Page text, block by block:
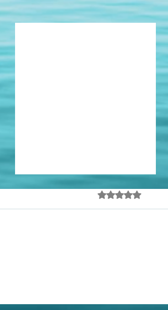
Em termos
Nosso ESPAÇO ABERTO acolhe
Avaliado com 0